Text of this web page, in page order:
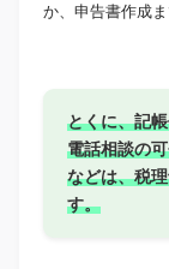
か、申告書作成
とくに、記
電話相談の
などは、税
す。